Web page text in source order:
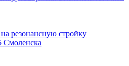
резонансную стройку